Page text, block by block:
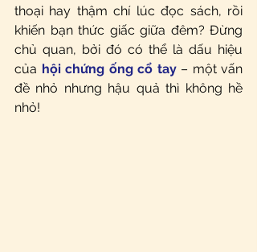
thoại hay thậm chí lúc đọc sách, rồi
khiến bạn thức giấc giữa đêm? Đừng
chủ quan, bởi đó có thể là dấu hiệu
của hội chứng ống cổ tay – một vấn
đề nhỏ nhưng hậu quả thì không hề
nhỏ!